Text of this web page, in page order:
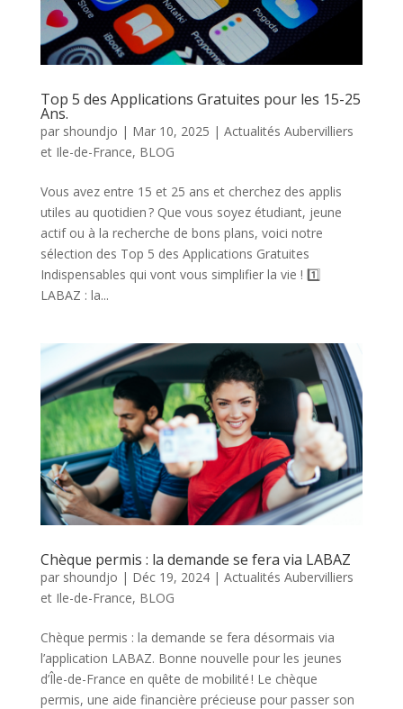
Top 5 des Applications Gratuites pour les 15-25
Ans.
par shoundjo | Mar 10, 2025 | Actualités Aubervilliers
et Ile-de-France, BLOG
Vous avez entre 15 et 25 ans et cherchez des applis
utiles au quotidien ? Que vous soyez étudiant, jeune
actif ou à la recherche de bons plans, voici notre
sélection des Top 5 des Applications Gratuites
Indispensables qui vont vous simplifier la vie ! 1️⃣
LABAZ : la...
Chèque permis : la demande se fera via LABAZ
par shoundjo | Déc 19, 2024| Actualités Aubervilliers
et Ile-de-France, BLOG
Chèque permis : la demande se fera désormais via
l’application LABAZ. Bonne nouvelle pour les jeunes
d’Île-de-France en quête de mobilité ! Le chèque
permis, une aide financière précieuse pour passer son